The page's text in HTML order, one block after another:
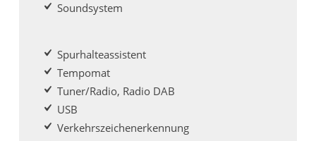
Soundsystem
Spurhalteassistent
Tempomat
Tuner/Radio, Radio DAB
USB
Verkehrszeichenerkennung